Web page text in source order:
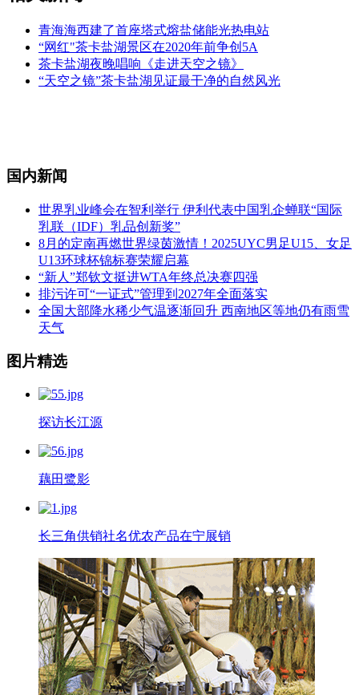
青海海西建了首座塔式熔盐储能光热电站
“网红"茶卡盐湖景区在2020年前争创5A
茶卡盐湖夜晚唱响《走进天空之镜》
“天空之镜”茶卡盐湖见证最干净的自然风光
国内新闻
世界乳业峰会在智利举行 伊利代表中国乳企蝉联“国际
乳联（IDF）乳品创新奖”
8月的定南再燃世界绿茵激情！2025UYC男足U15、女足
U13环球杯锦标赛荣耀启幕
“新人”郑钦文挺进WTA年终总决赛四强
排污许可“一证式”管理到2027年全面落实
全国大部降水稀少气温逐渐回升 西南地区等地仍有雨雪
天气
图片精选
探访长江源
藕田鹭影
长三角供销社名优农产品在宁展销